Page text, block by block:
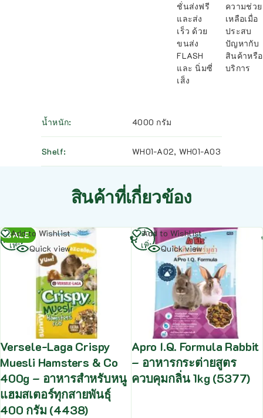
ชั่นส่งฟรี
และส่ง
เร็ว ด้วย
ขนส่ง
FLASH
และ นิ่มซี่
เส็ง
ความช่วย
เหลือเมื่อ
ประสบ
ปัญหากับ
สินค้าหรือ
บริการ
น้ำหนัก 4000 กรัม
Shelf WH01-A02, WH01-A03
สินค้าที่เกี่ยวข้อง
SALE
Add to Wishlist
Quick view
Versele-Laga Crispy
Muesli Hamsters & Co
400g – อาหารสำหรับหนู
แฮมสเตอร์ทุกสายพันธุ์
400 กรัม (4438)
อ่าน
เพิ่ม
Add to Wishlist
Quick view
Apro I.Q. Formula Rabbit
– อาหารกระต่ายสูตร
ควบคุมกลิ่น 1kg (5377)
อ่าน
เพิ่ม